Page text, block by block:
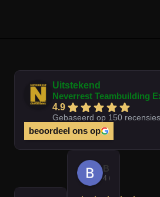
Uitstekend
Neverrest Teambuilding
4.9
Gebaseerd op 150 recensies
beoordeel ons op
4 weken geleden